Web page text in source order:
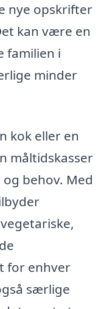
nye opskrifter
kan være en
familien i
minder
kok eller en
måltidskasser
behov. Med
for enhver
særlige